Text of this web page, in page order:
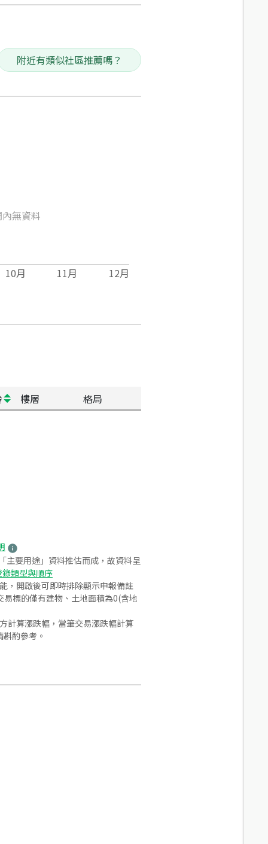
附近有類似社區推薦嗎？
無資料
10月 11月 12月
樓層 格局
主要用途」資料推估而成，故資料呈
類型與順序
，開啟後可即時排除顯示申報備註
標的僅有建物、土地面積為0(含地
計算漲跌幅，當筆交易漲跌幅計算
酌參考。